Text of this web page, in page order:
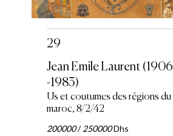
29
Jean Emile Laurent (1906
-1983)
Us et coutumes des régions du
maroc, 8/2/42
200000/250000Dhs